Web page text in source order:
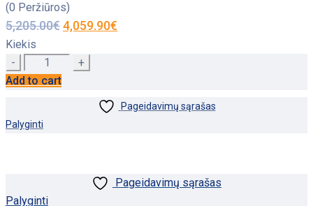
(0 Peržiūros)
5,205.00€4,059.90€
Kiekis
Quantity
Add to cart
Pageidavimų sąrašas
Palyginti
Pageidavimų sąrašas
Palyginti